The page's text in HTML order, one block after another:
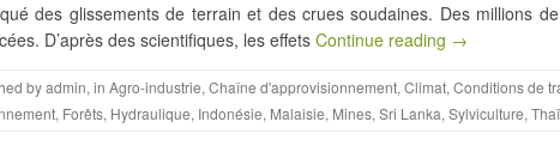
des glissements de terrain et des crues soudaines. Des millions
D’après des scientifiques, les effets Continue reading →
byadmin, in Agro-industrie, Chaîne d'approvisionnement, Climat, Conditions de
, Forêts, Hydraulique, Indonésie, Malaisie, Mines, Sri Lanka, Sylviculture,